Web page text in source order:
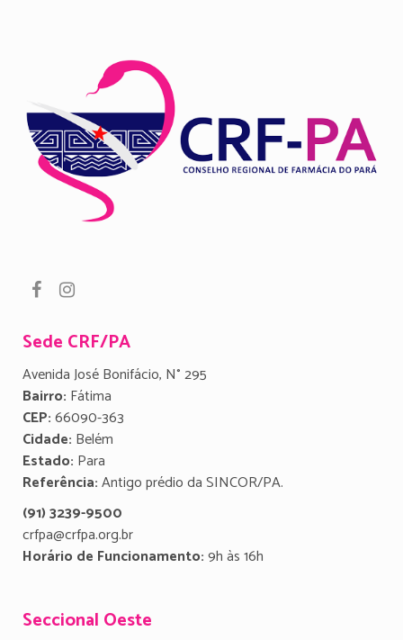
Sede CRF/PA
Avenida José Bonifácio, N° 295
Bairro: Fátima
CEP:66090-363
Cidade: Belém
Estado: Para
Referência:Antigo prédio da SINCOR/PA.
(91) 3239-9500
crfpa@crfpa.org.br
Horário de Funcionamento:9h às 16h
Seccional Oeste